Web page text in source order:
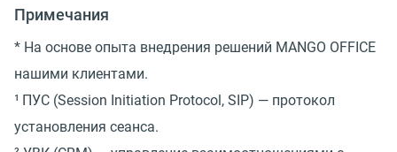
Примечания
* На основе опыта внедрения решений MANGO OFFICE
нашими клиентами.
¹ ПУС (Session Initiation Protocol, SIP) — протокол
установления сеанса.